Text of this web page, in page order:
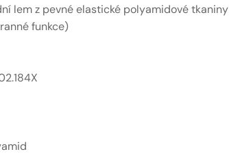
lem z pevné elastické polyamidové tkaniny
funkce)